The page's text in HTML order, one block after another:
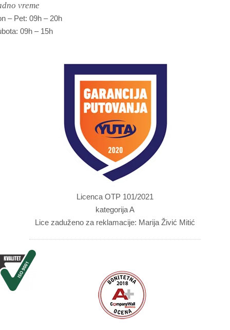
vreme
– Pet: 09h – 20h
09h – 15h
Licenca OTP 101/2021
kategorija A
Lice zaduženo za reklamacije: Marija Živić Mitić